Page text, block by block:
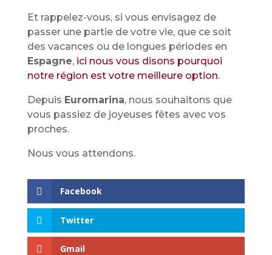
Et rappelez-vous, si vous envisagez de
passer une partie de votre vie, que ce soit
des vacances ou de longues périodes en
Espagne, ici nous vous disons pourquoi
notre région est votre meilleure option.
Depuis Euromarina, nous souhaitons que
vous passiez de joyeuses fêtes avec vos
proches.
Nous vous attendons.
Facebook
Twitter
Gmail